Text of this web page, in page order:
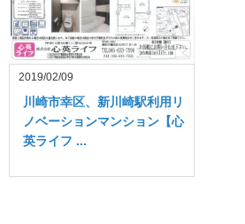
2019/02/09
川崎市幸区、新川崎駅利用リ
ノベーションマンション【心
英ライフ ...